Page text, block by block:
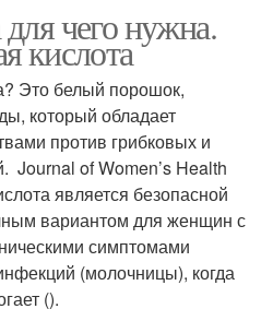
чего нужна.
кислота
Это белый порошок,
который обладает
против грибковых и
Journal of Women’s Health
является безопасной
вариантом для женщин с
симптомами
(молочницы), когда
().